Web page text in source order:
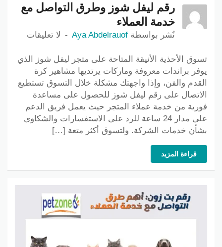
رقم ليفل شوز وطرق التواصل مع
خدمة العملاء
نٌشر بواسطة Aya Abdelrauof لا تعليقات
تسوق الأحذية الأنيقة المتاحة على متجر ليفل شوز الذي
يوفر براندات معروفة وماركات يرتديها مشاهير كرة
القدم والفن، وإذا واجهتك مشكلة خلال التسوق تستطيع
الاتصال على رقم ليفل شوز للحصول على مساعدة
فورية من خدمة عملاء المتجر حيث يعمل فريق الدعم
على مدار 24 ساعة للرد على الاستفسارات والشكاوى
بشأن خدمات الشركة. ولتسوق أكثر متعة […]
قراءة المزيد